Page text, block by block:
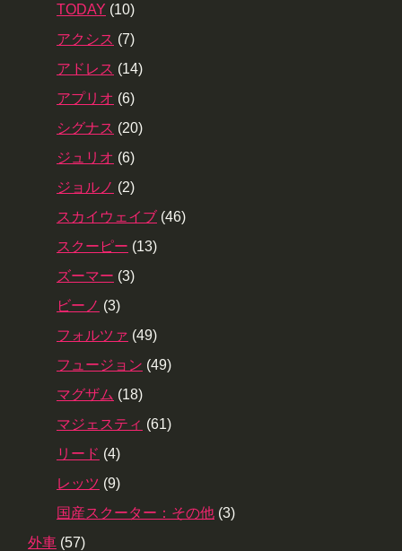
TODAY (10)
アクシス (7)
アドレス (14)
アプリオ (6)
シグナス (20)
ジュリオ (6)
ジョルノ (2)
スカイウェイブ (46)
スクーピー (13)
ズーマー (3)
ビーノ (3)
フォルツァ (49)
フュージョン (49)
マグザム (18)
マジェスティ (61)
リード (4)
レッツ (9)
国産スクーター：その他 (3)
外車 (57)